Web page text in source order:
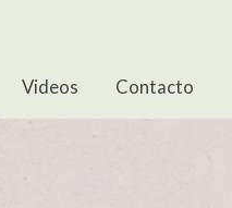
Videos Contacto